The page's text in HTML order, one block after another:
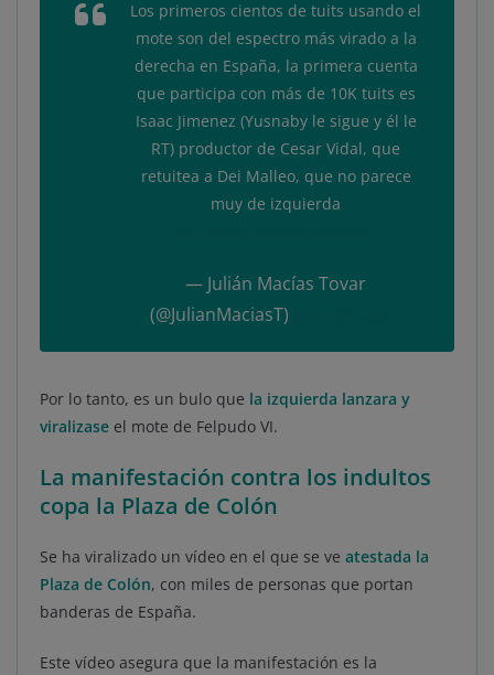
Los primeros cientos de tuits usando el
mote son del espectro más virado a la
derecha en España, la primera cuenta
que participa con más de 10K tuits es
Isaac Jimenez (Yusnaby le sigue y él le
RT) productor de Cesar Vidal, que
retuitea a Dei Malleo, que no parece
muy de izquierda
— Julián Macías Tovar
(@JulianMaciasT)
Por lo tanto, es un bulo que la izquierda lanzara y
viralizase el mote de Felpudo VI.
La manifestación contra los indultos
copa la Plaza de Colón
Se ha viralizado un vídeo en el que se ve atestada la
Plaza de Colón, con miles de personas que portan
banderas de España.
Este vídeo asegura que la manifestación es la